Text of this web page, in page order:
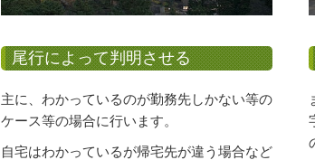
尾行によって判明させる
主に、わかっているのが勤務先しかない等の
ケース等の場合に行います。
自宅はわかっているが帰宅先が違う場合など